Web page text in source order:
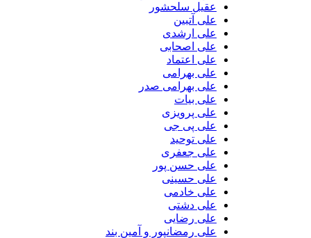
عقیل سلحشور
علی آتبین
علی ارشدی
علی اصحابی
علی اعتماد
علی بهرامی
علی بهرامی صدر
علی بیات
علی پرویزی
علی پی جی
علی توحید
علی جعفری
علی حسن پور
علی حسینی
علی خادمی
علی دشتی
علی رضایی
علی رمضانپور و آمین بند